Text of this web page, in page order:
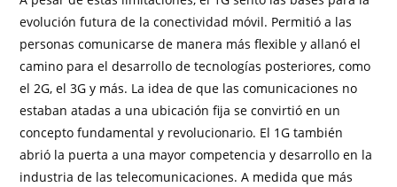
evolución futura de la conectividad móvil. Permitió a las
personas comunicarse de manera más flexible y allanó el
camino para el desarrollo de tecnologías posteriores, como
el 2G, el 3G y más. La idea de que las comunicaciones no
estaban atadas a una ubicación fija se convirtió en un
concepto fundamental y revolucionario. El 1G también
abrió la puerta a una mayor competencia y desarrollo en la
industria de las telecomunicaciones. A medida que más